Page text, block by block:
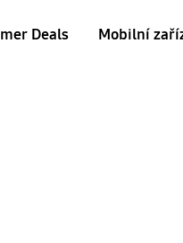
Deals Mobilní